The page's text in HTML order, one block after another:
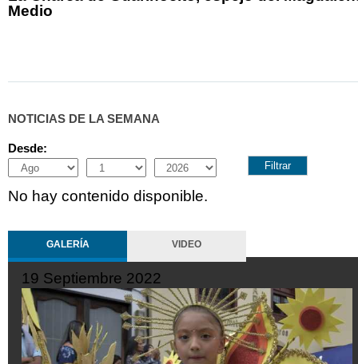
Medio
NOTICIAS DE LA SEMANA
Desde:
Month
Day Year
No hay contenido disponible.
GALERÍA VIDEO
19 Septiembre 2022